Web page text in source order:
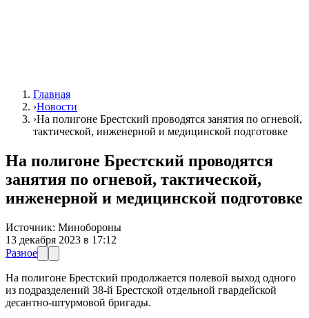
Главная
›Новости
›На полигоне Брестский проводятся занятия по огневой,
тактической, инженерной и медицинской подготовке
На полигоне Брестский проводятся
занятия по огневой, тактической,
инженерной и медицинской подготовке
Источник: Минобороны
13 декабря 2023 в 17:12
Разное
На полигоне Брестский продолжается полевой выход одного
из подразделений 38-й Брестской отдельной гвардейской
десантно-штурмовой бригады.